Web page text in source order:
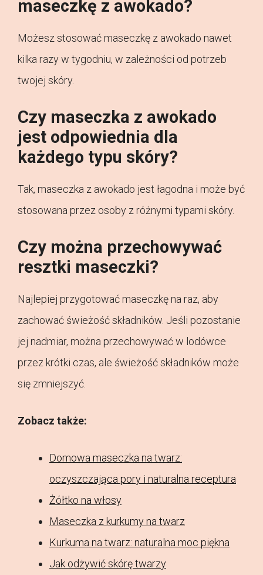
maseczkę z awokado?
Możesz stosować maseczkę z awokado nawet
kilka razy w tygodniu, w zależności od potrzeb
twojej skóry.
Czy maseczka z awokado
jest odpowiednia dla
każdego typu skóry?
Tak, maseczka z awokado jest łagodna i może być
stosowana przez osoby z różnymi typami skóry.
Czy można przechowywać
resztki maseczki?
Najlepiej przygotować maseczkę na raz, aby
zachować świeżość składników. Jeśli pozostanie
jej nadmiar, można przechowywać w lodówce
przez krótki czas, ale świeżość składników może
się zmniejszyć.
Zobacz także:
Domowa maseczka na twarz:
oczyszczająca pory i naturalna receptura
Żółtko na włosy
Maseczka z kurkumy na twarz
Kurkuma na twarz: naturalna moc piękna
Jak odżywić skórę twarzy